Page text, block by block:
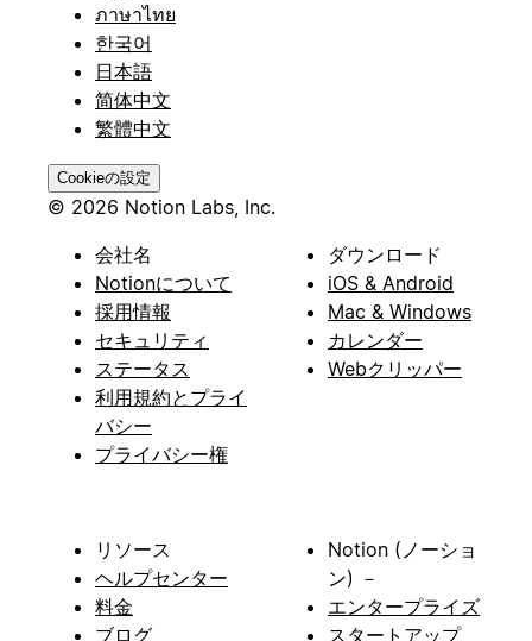
ภาษาไทย
한국어
日本語
简体中文
繁體中文
Cookieの設定
© 2026 Notion Labs, Inc.
会社名
Notionについて
採用情報
セキュリティ
ステータス
利用規約とプライ
バシー
プライバシー権
ダウンロード
iOS & Android
Mac & Windows
カレンダー
Webクリッパー
リソース
ヘルプセンター
料金
ブログ
Notion (ノーショ
ン) －
エンタープライズ
スタートアップ